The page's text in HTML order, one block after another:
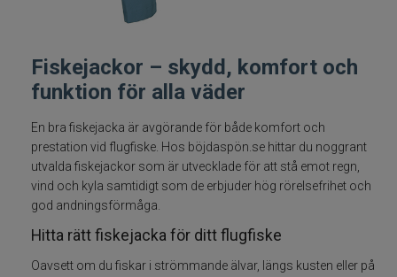
Småplock
Tillbehör
Flugbindning
Flugfiske
Flugfiskeset
Fiskejackor – skydd, komfort och
funktion för alla väder
En bra fiskejacka är avgörande för både komfort och
prestation vid flugfiske. Hos böjdaspön.se hittar du noggrant
utvalda fiskejackor som är utvecklade för att stå emot regn,
vind och kyla samtidigt som de erbjuder hög rörelsefrihet och
god andningsförmåga.
Hitta rätt fiskejacka för ditt flugfiske
Oavsett om du fiskar i strömmande älvar, längs kusten eller på